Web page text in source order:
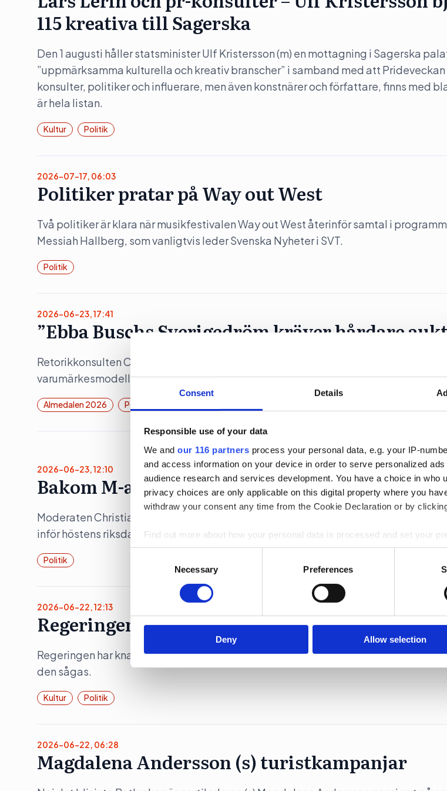
Consent Details
Responsible use of your data
We and our 116 partners process your personal data, e.g. your IP-
and access information on your device in order to serve personalized
audience research and services development. You have a choice in who
privacy choices are only applicable on this digital property where you
withdraw your consent any time from the Cookie Declaration or by
Find out more about how your personal data is processed and set your
information about your use of our site with our social media, advertising
other information that you’ve provided to them or that they’ve collected
Necessary Preferences
Deny Allow selection
115 kreativa till Sagerska
Den 1 augusti håller statsminister Ulf Kristersson (m) en mottagning i Sagerska
”uppmärksamma kulturella och kreativ branscher” i samband med att
konsulter, politiker och influerare, men även konstnärer och författare, finns med
är hela listan.
Kultur Politik
2026-07-17, 06:03
Politiker pratar på Way out West
Två politiker är klara när musikfestivalen Way out West återinför samtal i
Messiah Hallberg, som vanligtvis leder Svenska Nyheter i SVT.
Politik
2026-06-23, 17:41
”Ebba Buschs Sverigedröm kräver hårdare
Retorikkonsulten Camilla Eriksson analyserar partiledartalen i Almedalen via sin
varumärkesmodell Field of Meaning. Först ut är KD-ledaren Ebba Busch tal.
Almedalen 2026 Politik
2026-06-23, 12:10
Bakom M-avhoppet i Karlstad
Moderaten Christian Holm lämnar sina politiska uppdrag i Karlstad kommun och
inför höstens riksdagsval. Flera källor pekar ut anledningen.
Politik
2026-06-22, 12:13
Regeringens nya filmpolitik sågas
Regeringen har knappt presenterat sin proposition ”Ny politisk inriktning för ett
den sågas.
Kultur Politik
2026-06-22, 06:28
Magdalena Andersson (s) turistkampanjar